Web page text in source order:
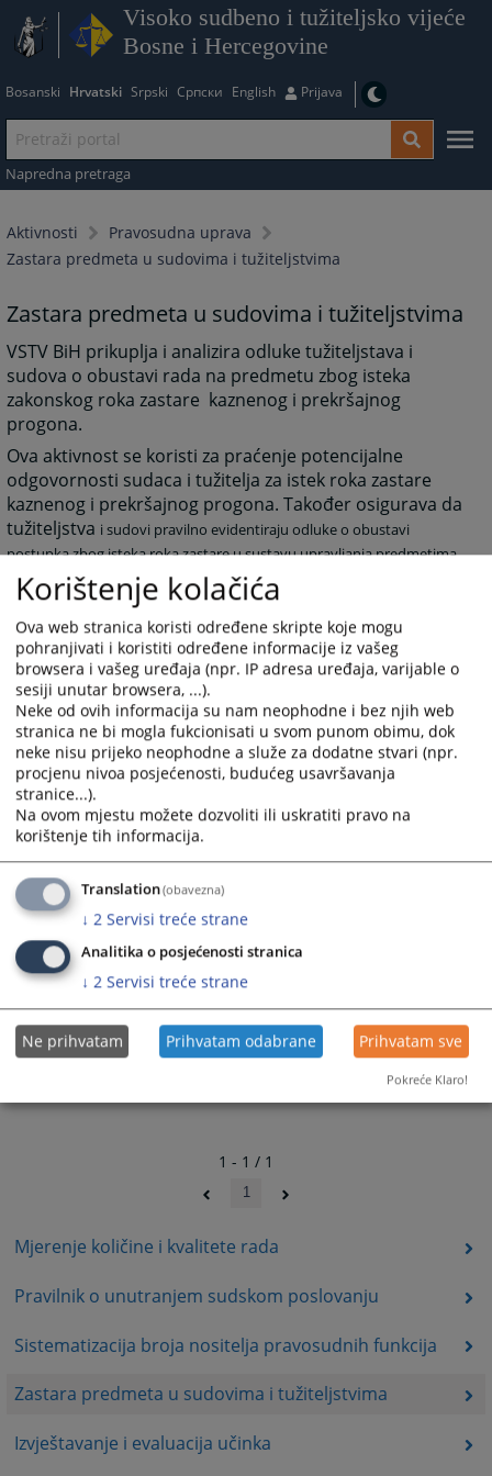
Visoko sudbeno i tužiteljsko vijeće
Bosne i Hercegovine
Bosanski Hrvatski Srpski Српски English Prijava
Napredna pretraga
Aktivnosti
Pravosudna uprava
Zastara predmeta u sudovima i tužiteljstvima
Mjerenje količine i kvalitete rada
Pravilnik o unutranjem sudskom poslovanju
Sistematizacija broja nositelja pravosudnih funkcija
Zastara predmeta u sudovima i tužiteljstvima
Izvještavanje i evaluacija učinka
Zastara predmeta u sudovima i tužiteljstvima
VSTV BiH prikuplja i analizira odluke tužiteljstava i
sudova o obustavi rada na predmetu zbog isteka
zakonskog roka zastare kaznenog i prekršajnog
progona.
Ova aktivnost se koristi za praćenje potencijalne
odgovornosti sudaca i tužitelja za istek roka zastare
kaznenog i prekršajnog progona. Također osigurava da
tužiteljstva i sudovi pravilno evidentiraju odluke o obustavi
postupka zbog isteka roka zastare u sustavu upravljanja predmetima.
190PREGLEDA
1 - 1 / 1
1
Korištenje kolačića
Ova web stranica koristi određene skripte koje mogu
pohranjivati i koristiti određene informacije iz vašeg
browsera i vašeg uređaja (npr. IP adresa uređaja, varijable o
sesiji unutar browsera, ...).
Neke od ovih informacija su nam neophodne i bez njih web
stranica ne bi mogla fukcionisati u svom punom obimu, dok
neke nisu prijeko neophodne a služe za dodatne stvari (npr.
procjenu nivoa posjećenosti, budućeg usavršavanja
stranice...).
Na ovom mjestu možete dozvoliti ili uskratiti pravo na
korištenje tih informacija.
Translation(obavezna)
↓ 2 Servisi treće strane
Analitika o posjećenosti stranica
↓ 2 Servisi treće strane
Ne prihvatam Prihvatam odabrane Prihvatam sve
Pokreće Klaro!